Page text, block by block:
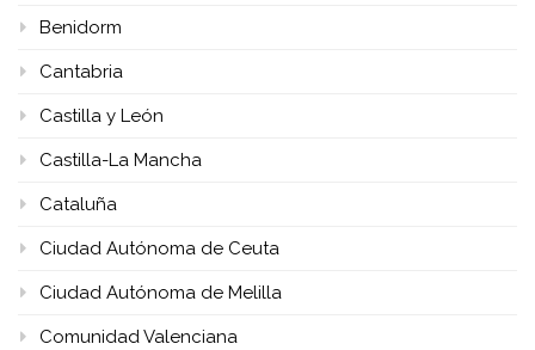
Benidorm
Cantabria
Castilla y León
Castilla-La Mancha
Cataluña
Ciudad Autónoma de Ceuta
Ciudad Autónoma de Melilla
Comunidad Valenciana